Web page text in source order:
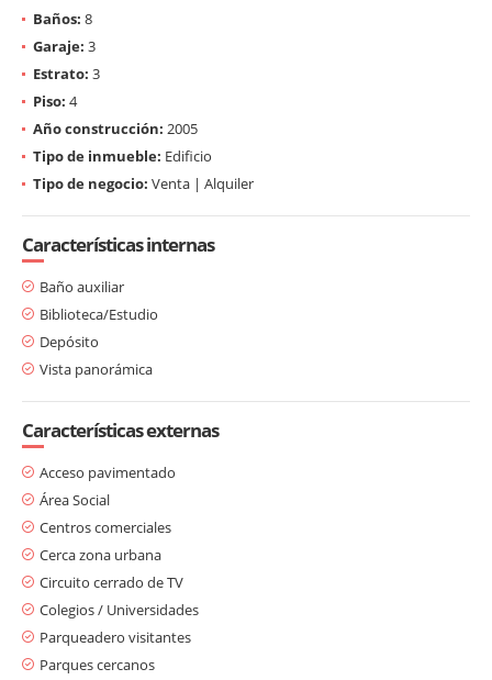
Baños: 8
Garaje: 3
Estrato: 3
Piso: 4
Año construcción: 2005
Tipo de inmueble: Edificio
Tipo de negocio: Venta | Alquiler
Características internas
Baño auxiliar
Biblioteca/Estudio
Depósito
Vista panorámica
Características externas
Acceso pavimentado
Área Social
Centros comerciales
Cerca zona urbana
Circuito cerrado de TV
Colegios / Universidades
Parqueadero visitantes
Parques cercanos